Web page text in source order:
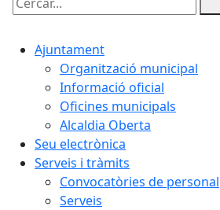
Cercar:
Ajuntament
Organització municipal
Informació oficial
Oficines municipals
Alcaldia Oberta
Seu electrònica
Serveis i tràmits
Convocatòries de personal
Serveis